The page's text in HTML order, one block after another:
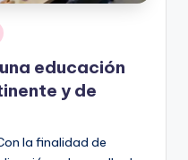
educación
y de
la finalidad de